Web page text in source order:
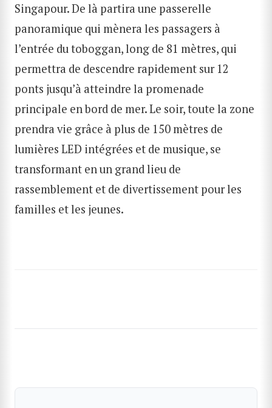
Singapour. De là partira une passerelle
panoramique qui mènera les passagers à
l’entrée du toboggan, long de 81 mètres, qui
permettra de descendre rapidement sur 12
ponts jusqu’à atteindre la promenade
principale en bord de mer. Le soir, toute la zone
prendra vie grâce à plus de 150 mètres de
lumières LED intégrées et de musique, se
transformant en un grand lieu de
rassemblement et de divertissement pour les
familles et les jeunes.